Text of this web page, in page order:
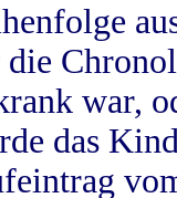
war,
das